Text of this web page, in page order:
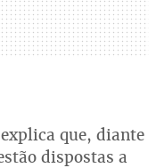
que, diante
dispostas a